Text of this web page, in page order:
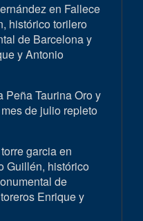
en Fallece
histórico torilero
de Barcelona y
y Antonio
Peña Taurina Oro y
de julio repleto
garcia en
Guillén, histórico
de
Enrique y